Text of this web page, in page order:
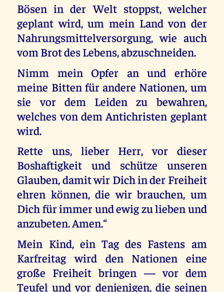
Bösen in der Welt stoppst, welcher
geplant wird, um mein Land von der
Nahrungsmittelversorgung, wie auch
vom Brot des Lebens, abzuschneiden.
Nimm mein Opfer an und erhöre
meine Bitten für andere Nationen, um
sie vor dem Leiden zu bewahren,
welches von dem Antichristen geplant
wird.
Rette uns, lieber Herr, vor dieser
Boshaftigkeit und schütze unseren
Glauben, damit wir Dich in der Freiheit
ehren können, die wir brauchen, um
Dich für immer und ewig zu lieben und
anzubeten. Amen.“
Mein Kind, ein Tag des Fastens am
Karfreitag wird den Nationen eine
große Freiheit bringen — vor dem
Teufel und vor denjenigen, die seinen